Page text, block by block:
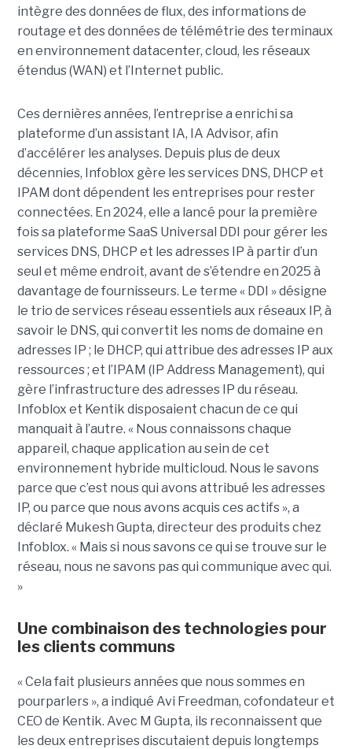
intègre des données de flux, des informations de
routage et des données de télémétrie des terminaux
en environnement datacenter, cloud, les réseaux
étendus (WAN) et l’Internet public.
Ces dernières années, l’entreprise a enrichi sa
plateforme d’un assistant IA, IA Advisor, afin
d’accélérer les analyses. Depuis plus de deux
décennies, Infoblox gère les services DNS, DHCP et
IPAM dont dépendent les entreprises pour rester
connectées. En 2024, elle a lancé pour la première
fois sa plateforme SaaS Universal DDI pour gérer les
services DNS, DHCP et les adresses IP à partir d’un
seul et même endroit, avant de s’étendre en 2025 à
davantage de fournisseurs. Le terme « DDI » désigne
le trio de services réseau essentiels aux réseaux IP, à
savoir le DNS, qui convertit les noms de domaine en
adresses IP ; le DHCP, qui attribue des adresses IP aux
ressources ; et l’IPAM (IP Address Management), qui
gère l’infrastructure des adresses IP du réseau.
Infoblox et Kentik disposaient chacun de ce qui
manquait à l’autre. « Nous connaissons chaque
appareil, chaque application au sein de cet
environnement hybride multicloud. Nous le savons
parce que c’est nous qui avons attribué les adresses
IP, ou parce que nous avons acquis ces actifs », a
déclaré Mukesh Gupta, directeur des produits chez
Infoblox. « Mais si nous savons ce qui se trouve sur le
réseau, nous ne savons pas qui communique avec qui.
»
Une combinaison des technologies pour
les clients communs
« Cela fait plusieurs années que nous sommes en
pourparlers », a indiqué Avi Freedman, cofondateur et
CEO de Kentik. Avec M Gupta, ils reconnaissent que
les deux entreprises discutaient depuis longtemps